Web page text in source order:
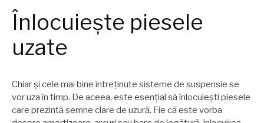
Înlocuiește piesele
uzate
Chiar și cele mai bine întreținute sisteme de suspensie se
vor uza în timp. De aceea, este esențial să înlocuiești piesele
care prezintă semne clare de uzură. Fie că este vorba